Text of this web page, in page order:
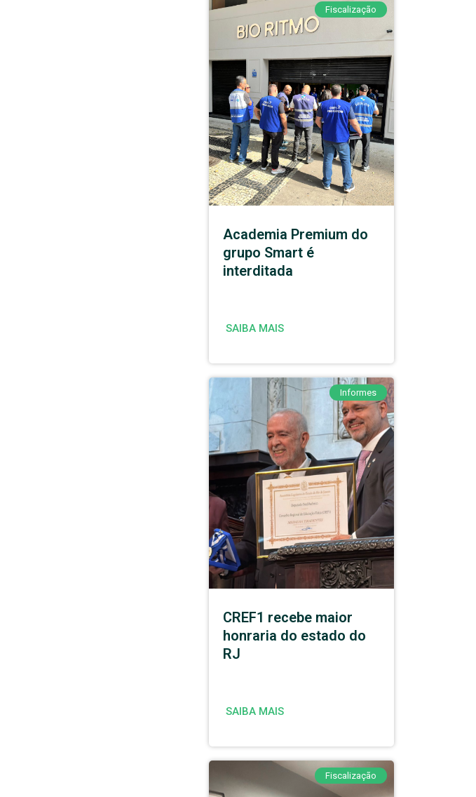
Fiscalização
Academia Premium do
grupo Smart é
interditada
SAIBA MAIS
Informes
CREF1 recebe maior
honraria do estado do
RJ
SAIBA MAIS
Fiscalização